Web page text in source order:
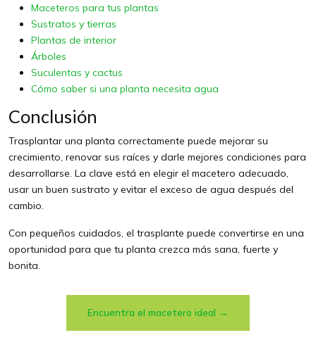
Maceteros para tus plantas
Sustratos y tierras
Plantas de interior
Árboles
Suculentas y cactus
Cómo saber si una planta necesita agua
Conclusión
Trasplantar una planta correctamente puede mejorar su
crecimiento, renovar sus raíces y darle mejores condiciones para
desarrollarse. La clave está en elegir el macetero adecuado,
usar un buen sustrato y evitar el exceso de agua después del
cambio.
Con pequeños cuidados, el trasplante puede convertirse en una
oportunidad para que tu planta crezca más sana, fuerte y
bonita.
Encuentra el macetero ideal →